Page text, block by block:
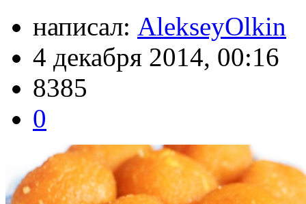
написал: AlekseyOlkin
4 декабря 2014, 00:16
8385
0